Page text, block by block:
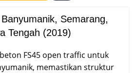
Semarang,
Tengah (2019)
FS45 open traffic untuk
memastikan struktur